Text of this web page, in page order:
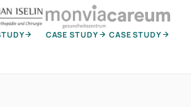
CASE STUDY CASE STUDY